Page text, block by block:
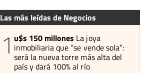
Las más leídas de Negocios
1 u$s 150 millones La joya
inmobiliaria que “se vende sola”:
será la nueva torre más alta del
país y dará 100% al río